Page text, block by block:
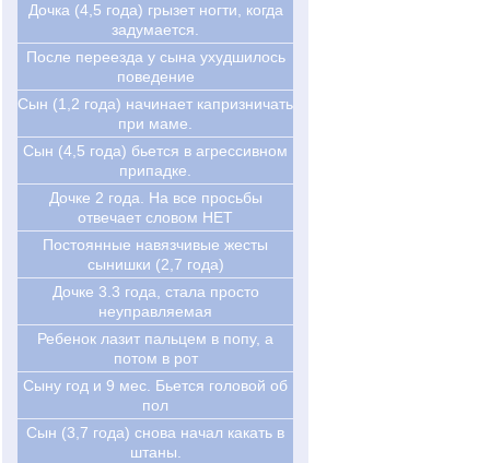
Дочка (4,5 года) грызет ногти, когда
задумается.
После переезда у сына ухудшилось
поведение
Сын (1,2 года) начинает капризничать
при маме.
Сын (4,5 года) бьется в агрессивном
припадке.
Дочке 2 года. На все просьбы
отвечает словом НЕТ
Постоянные навязчивые жесты
сынишки (2,7 года)
Дочке 3.3 года, стала просто
неуправляемая
Ребенок лазит пальцем в попу, а
потом в рот
Сыну год и 9 мес. Бьется головой об
пол
Сын (3,7 года) снова начал какать в
штаны.